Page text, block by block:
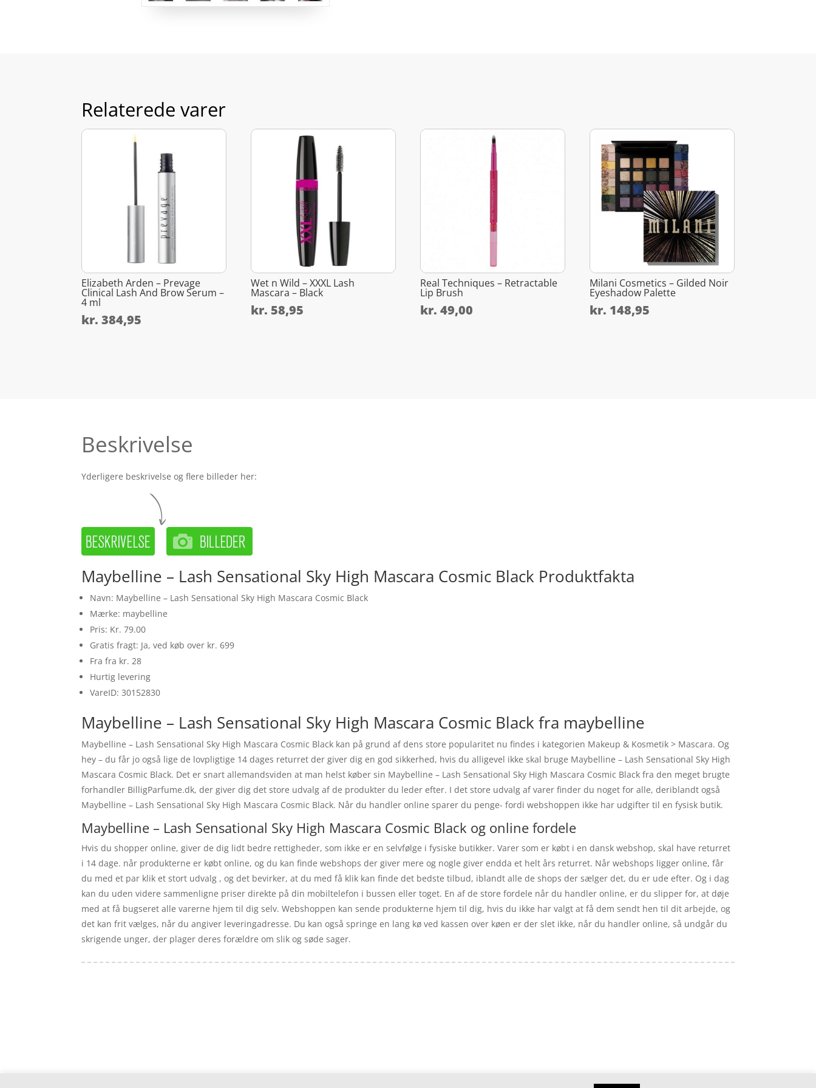
Relaterede varer
Elizabeth Arden – Prevage
Clinical Lash And Brow Serum –
4 ml
kr. 384,95
Wet n Wild – XXXL Lash
Mascara – Black
kr. 58,95
Real Techniques – Retractable
Lip Brush
kr. 49,00
Milani Cosmetics – Gilded Noir
Eyeshadow Palette
kr. 148,95
Beskrivelse
Yderligere beskrivelse og flere billeder her:
Maybelline – Lash Sensational Sky High Mascara Cosmic Black Produktfakta
Navn: Maybelline – Lash Sensational Sky High Mascara Cosmic Black
Mærke: maybelline
Pris: Kr. 79.00
Gratis fragt: Ja, ved køb over kr. 699
Fra fra kr. 28
Hurtig levering
VareID: 30152830
Maybelline – Lash Sensational Sky High Mascara Cosmic Black fra maybelline
Maybelline – Lash Sensational Sky High Mascara Cosmic Black kan på grund af dens store popularitet nu findes i kategorien Makeup & Kosmetik > Mascara. Og
hey – du får jo også lige de lovpligtige 14 dages returret der giver dig en god sikkerhed, hvis du alligevel ikke skal bruge Maybelline – Lash Sensational Sky High
Mascara Cosmic Black. Det er snart allemandsviden at man helst køber sin Maybelline – Lash Sensational Sky High Mascara Cosmic Black fra den meget brugte
forhandler BilligParfume.dk, der giver dig det store udvalg af de produkter du leder efter. I det store udvalg af varer finder du noget for alle, deriblandt også
Maybelline – Lash Sensational Sky High Mascara Cosmic Black. Når du handler online sparer du penge- fordi webshoppen ikke har udgifter til en fysisk butik.
Maybelline – Lash Sensational Sky High Mascara Cosmic Black og online fordele
Hvis du shopper online, giver de dig lidt bedre rettigheder, som ikke er en selvfølge i fysiske butikker. Varer som er købt i en dansk webshop, skal have returret
i 14 dage. når produkterne er købt online, og du kan finde webshops der giver mere og nogle giver endda et helt års returret. Når webshops ligger online, får
du med et par klik et stort udvalg , og det bevirker, at du med få klik kan finde det bedste tilbud, iblandt alle de shops der sælger det, du er ude efter. Og i dag
kan du uden videre sammenligne priser direkte på din mobiltelefon i bussen eller toget. En af de store fordele når du handler online, er du slipper for, at døje
med at få bugseret alle varerne hjem til dig selv. Webshoppen kan sende produkterne hjem til dig, hvis du ikke har valgt at få dem sendt hen til dit arbejde, og
det kan frit vælges, når du angiver leveringadresse. Du kan også springe en lang kø ved kassen over køen er der slet ikke, når du handler online, så undgår du
skrigende unger, der plager deres forældre om slik og søde sager.